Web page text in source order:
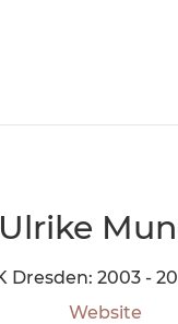
Ulrike
Dresden: 2003 -
Website